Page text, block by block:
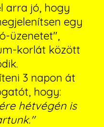
arra jó, hogy
egy
üzenetet",
korlát között
3 napon át
hogy:
hétvégén is